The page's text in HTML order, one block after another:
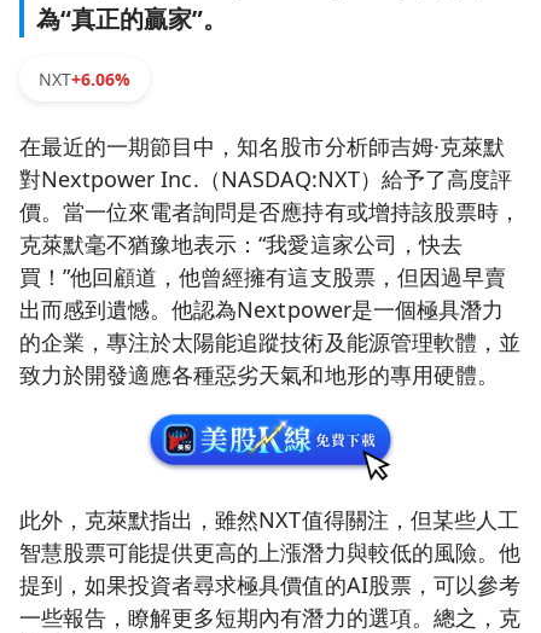
為“真正的贏家”。
NXT+6.06%
在最近的一期節目中，知名股市分析師吉姆·克萊默
對Nextpower Inc.（NASDAQ:NXT）給予了高度評
價。當一位來電者詢問是否應持有或增持該股票時，
克萊默毫不猶豫地表示：“我愛這家公司，快去
買！”他回顧道，他曾經擁有這支股票，但因過早賣
出而感到遺憾。他認為Nextpower是一個極具潛力
的企業，專注於太陽能追蹤技術及能源管理軟體，並
致力於開發適應各種惡劣天氣和地形的專用硬體。
此外，克萊默指出，雖然NXT值得關注，但某些人工
智慧股票可能提供更高的上漲潛力與較低的風險。他
提到，如果投資者尋求極具價值的AI股票，可以參考
一些報告，瞭解更多短期內有潛力的選項。總之，克